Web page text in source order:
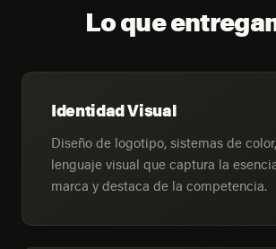
Lo que
Identidad Visual
Diseño de logotipo, sistemas de
lenguaje visual que captura la
marca y destaca de la competencia.